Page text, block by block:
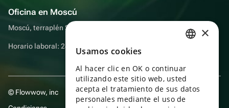
Oficina en Moscú
Moscú, terraplén Sadovnicheskaya, 9, sala 2/3
Horario laboral: 24 horas
© Flowwow, inc
ENGLISH
UKRAINIAN
PORTUGUESE
×
Usamos cookies
Al hacer clic en OK o continuar
utilizando este sitio web, usted
acepta el tratamiento de sus datos
personales mediante el uso de